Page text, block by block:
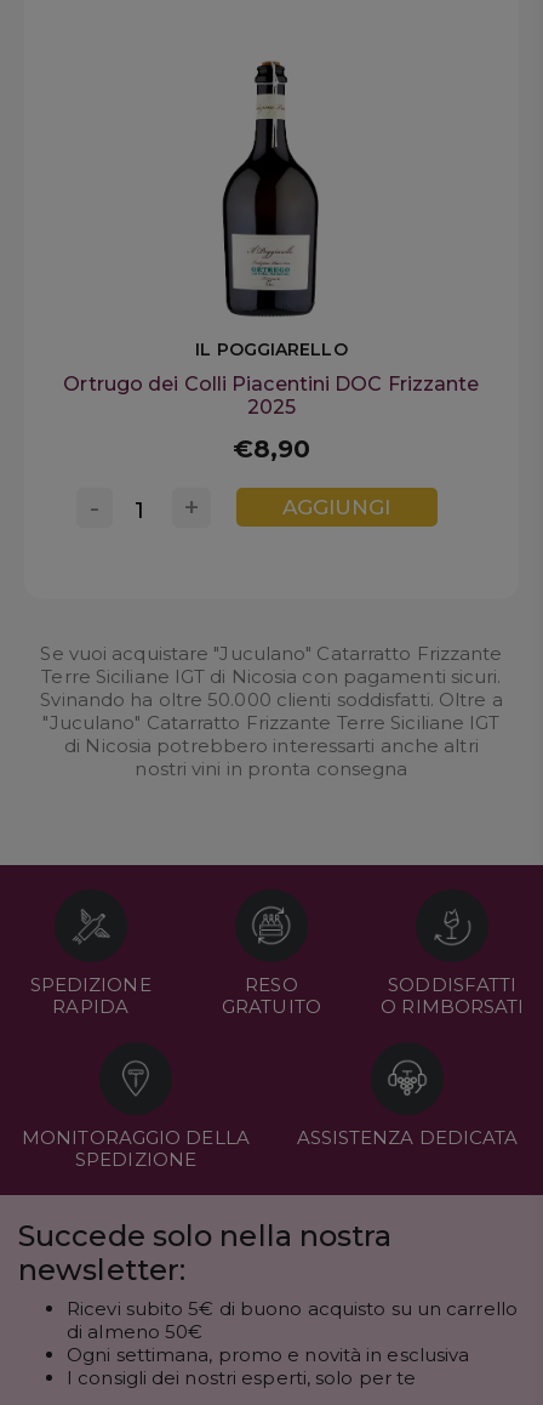
IL POGGIARELLO
Ortrugo dei Colli Piacentini DOC Frizzante
2025
€8,90
+
- AGGIUNGI
Se vuoi acquistare "Juculano" Catarratto Frizzante
Terre Siciliane IGT di Nicosia con pagamenti sicuri.
Svinando ha oltre 50.000 clienti soddisfatti. Oltre a
"Juculano" Catarratto Frizzante Terre Siciliane IGT
di Nicosia potrebbero interessarti anche altri
nostrivini in pronta consegna
SPEDIZIONE
RAPIDA
RESO
GRATUITO
SODDISFATTI
O RIMBORSATI
MONITORAGGIO DELLA
SPEDIZIONE
ASSISTENZA DEDICATA
Succede solo nella nostra
newsletter:
Ricevi subito 5€ di buono acquisto su un carrello
di almeno 50€
Ogni settimana, promo e novità in esclusiva
I consigli dei nostri esperti, solo per te